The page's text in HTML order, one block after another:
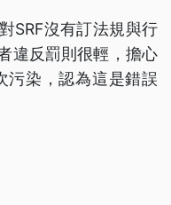
SRF沒有訂法規與行
違反罰則很輕，擔心
污染，認為這是錯誤